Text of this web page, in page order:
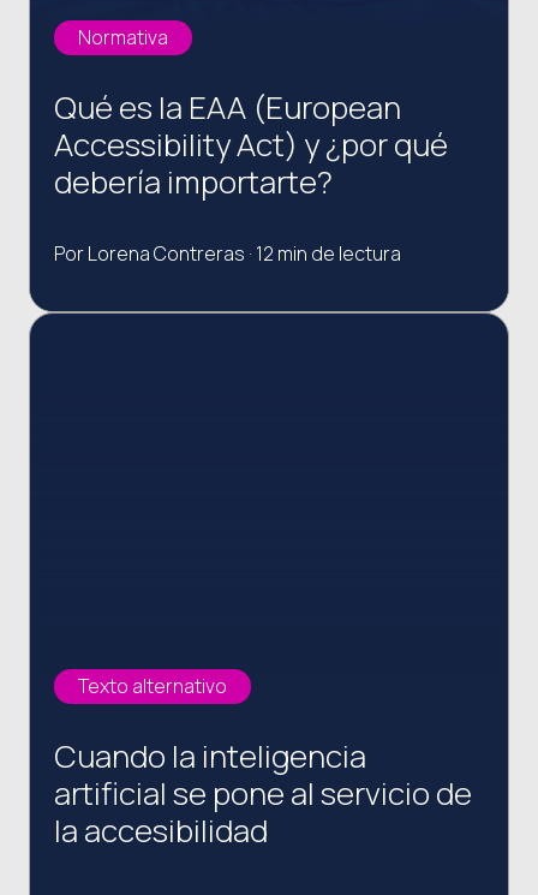
Normativa
Qué es la EAA (European
Accessibility Act) y ¿por qué
debería importarte?
Por Lorena Contreras · 12 min de lectura
Texto alternativo
Cuando la inteligencia
artificial se pone al servicio de
la accesibilidad